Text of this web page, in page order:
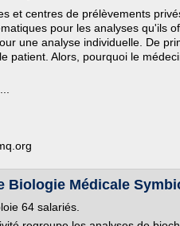
et centres de prélèvements
pour les analyses qu'ils
une analyse individuelle. De
patient. Alors, pourquoi le
Biologie Médicale
64 salariés.